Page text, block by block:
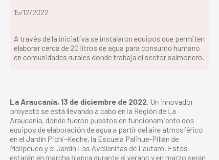
15/12/2022
A través de la iniciativa se instalaron equipos que permiten
elaborar cerca de 20 litros de agua para consumo humano
en comunidades rurales donde trabaja el sector salmonero.
La Araucanía, 13 de diciembre de 2022. Un innovador
proyecto se está llevando a cabo en la Región de La
Araucanía, donde fueron puestos en funcionamiento dos
equipos de elaboración de agua a partir del aire atmosférico
en el Jardín Pichi-Keche, la Escuela Palihue-Pillán de
Melipeuco y el Jardín Las Avellanitas de Lautaro. Estos
estarán en marcha blanca durante el verano y en marzo serán